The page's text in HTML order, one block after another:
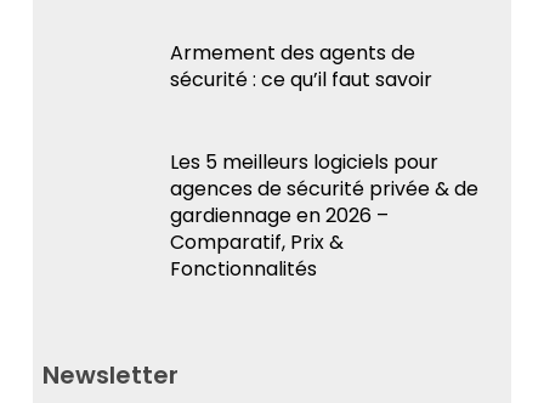
Armement des agents de
sécurité : ce qu’il faut savoir
Les 5 meilleurs logiciels pour
agences de sécurité privée & de
gardiennage en 2026 –
Comparatif, Prix &
Fonctionnalités
Newsletter